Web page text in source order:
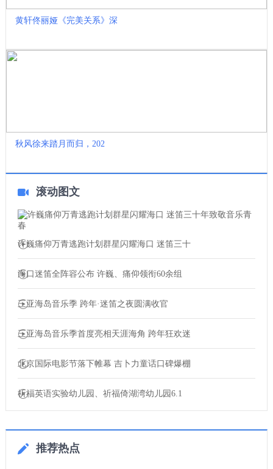
黄轩佟丽娅《完美关系》深
秋风徐来踏月而归，202
滚动图文
许巍痛仰万青逃跑计划群星闪耀海口 迷笛三十
海口迷笛全阵容公布 许巍、痛仰领衔60余组
三亚海岛音乐季 跨年·迷笛之夜圆满收官
三亚海岛音乐季首度亮相天涯海角 跨年狂欢迷
北京国际电影节落下帷幕 吉卜力童话口碑爆棚
祈福英语实验幼儿园、祈福倚湖湾幼儿园6.1
推荐热点